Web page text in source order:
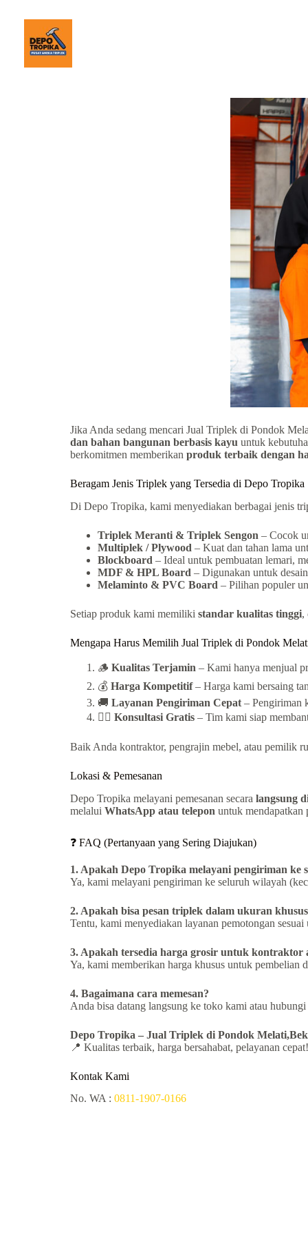
Jika Anda sedang mencari Jual Triplek di Pondok
dan bahan bangunan berbasis kayu untuk
berkomitmen memberikan produk terbaik dengan
Beragam Jenis Triplek yang Tersedia di Depo Tropika
Di Depo Tropika, kami menyediakan berbagai jenis
Triplek Meranti & Triplek Sengon – Cocok
Multiplek / Plywood – Kuat dan tahan lama
Blockboard – Ideal untuk pembuatan lemari,
MDF & HPL Board – Digunakan untuk
Melaminto & PVC Board – Pilihan populer
Setiap produk kami memiliki standar kualitas tinggi,
Mengapa Harus Memilih Jual Triplek di Pondok
🪵 Kualitas Terjamin – Kami hanya menjual
💰 Harga Kompetitif– Harga kami bersaing
🚚 Layanan Pengiriman Cepat – Pengiriman
👷‍♂️ Konsultasi Gratis – Tim kami siap
Baik Anda kontraktor, pengrajin mebel, atau pemilik
Lokasi & Pemesanan
Depo Tropika melayani pemesanan secara langsung
melalui WhatsApp atau telepon untuk mendapatkan
❓ FAQ (Pertanyaan yang Sering Diajukan)
1. Apakah Depo Tropika melayani pengiriman ke
Ya, kami melayani pengiriman ke seluruh wilayah
2. Apakah bisa pesan triplek dalam ukuran
Tentu, kami menyediakan layanan pemotongan
3. Apakah tersedia harga grosir untuk kontraktor
Ya, kami memberikan harga khusus untuk pembelian
4. Bagaimana cara memesan?
Anda bisa datang langsung ke toko kami atau
Depo Tropika – Jual Triplek di Pondok
📍 Kualitas terbaik, harga bersahabat, pelayanan cepat!
Kontak Kami
No. WA : 0811-1907-0166